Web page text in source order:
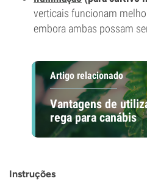
verticais funcionam
embora ambas possam
Artigo relacionado
Vantagens de
rega para canábis
Instruções